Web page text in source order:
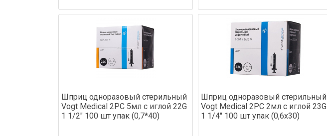
Шприц одноразовый стерильный
Vogt Medical 2PC 5мл с иглой 22G
1 1/2" 100 шт упак (0,7*40)
Шприц одноразовый стерильный
Vogt Medical 2PC 2мл с иглой 23G
1 1/4" 100 шт упак (0,6х30)